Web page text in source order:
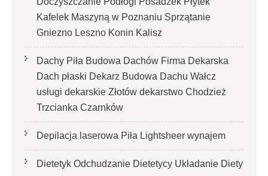
Kafelek Maszyną w Poznaniu Sprzątanie
Gniezno Leszno Konin Kalisz
Dachy Piła Budowa Dachów Firma Dekarska
Dach płaski Dekarz Budowa Dachu Wałcz
usługi dekarskie Złotów dekarstwo Chodzież
Trzcianka Czarnków
Depilacja laserowa Piła Lightsheer wynajem
Dietetyk Odchudzanie Dietetycy Układanie Diety